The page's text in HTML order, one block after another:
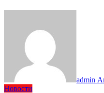
admin
Новости